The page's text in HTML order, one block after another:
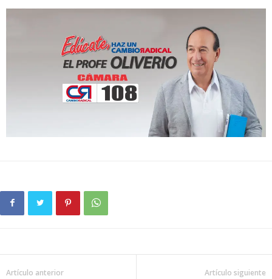
Artículo anterior Artículo siguiente